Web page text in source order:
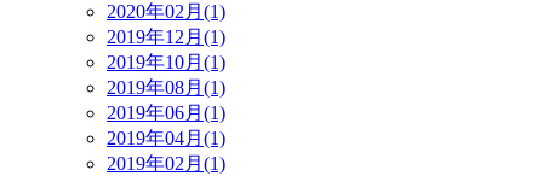
2020年02月(1)
2019年12月(1)
2019年10月(1)
2019年08月(1)
2019年06月(1)
2019年04月(1)
2019年02月(1)